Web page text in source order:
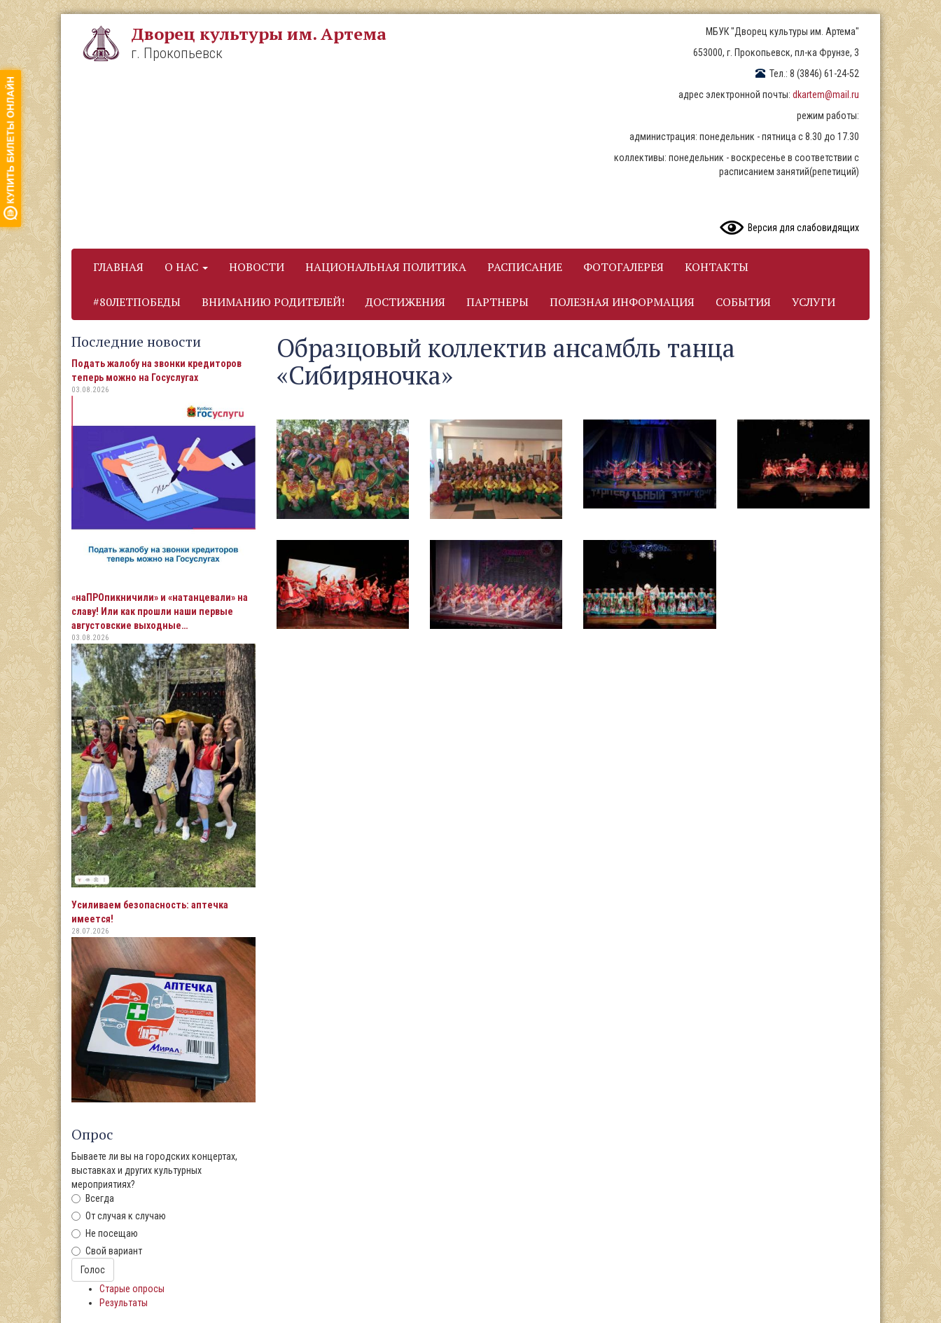
Перейти
к
основному
содержанию
Дворец культуры им. Артема
г. Прокопьевск
МБУК "Дворец культуры им. Артема"
653000, г. Прокопьевск, пл-ка Фрунзе, 3
Тел.: 8 (3846) 61-24-52
адрес электронной почты: dkartem@mail.ru
режим работы:
администрация: понедельник - пятница с 8.30 до 17.30
коллективы: понедельник - воскресенье в соответствии с
расписанием занятий(репетиций)
Версия для слабовидящих
ГЛАВНАЯ О НАС НОВОСТИ НАЦИОНАЛЬНАЯ ПОЛИТИКА РАСПИСАНИЕ ФОТОГАЛЕРЕЯ КОНТАКТЫ
#80ЛЕТПОБЕДЫ ВНИМАНИЮ РОДИТЕЛЕЙ! ДОСТИЖЕНИЯ ПАРТНЕРЫ ПОЛЕЗНАЯ ИНФОРМАЦИЯ СОБЫТИЯ УСЛУГИ
Последние новости
Подать жалобу на звонки кредиторов
теперь можно на Госуслугах
03.08.2026
«наПРОпикничили» и «натанцевали» на
славу! Или как прошли наши первые
августовские выходные…
03.08.2026
Усиливаем безопасность: аптечка
имеется!
28.07.2026
Опрос
Бываете ли вы на городских концертах,
выставках и других культурных
мероприятиях?
Всегда
От случая к случаю
Не посещаю
Свой вариант
Варианты
Голос
Старые опросы
Результаты
Образцовый коллектив ансамбль танца
«Сибиряночка»